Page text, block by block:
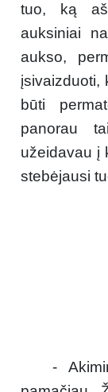
tuo, ką aš
auksiniai
aukso,
įsivaizduoti,
būti
panorau
užeidavau į
stebėjausi
-